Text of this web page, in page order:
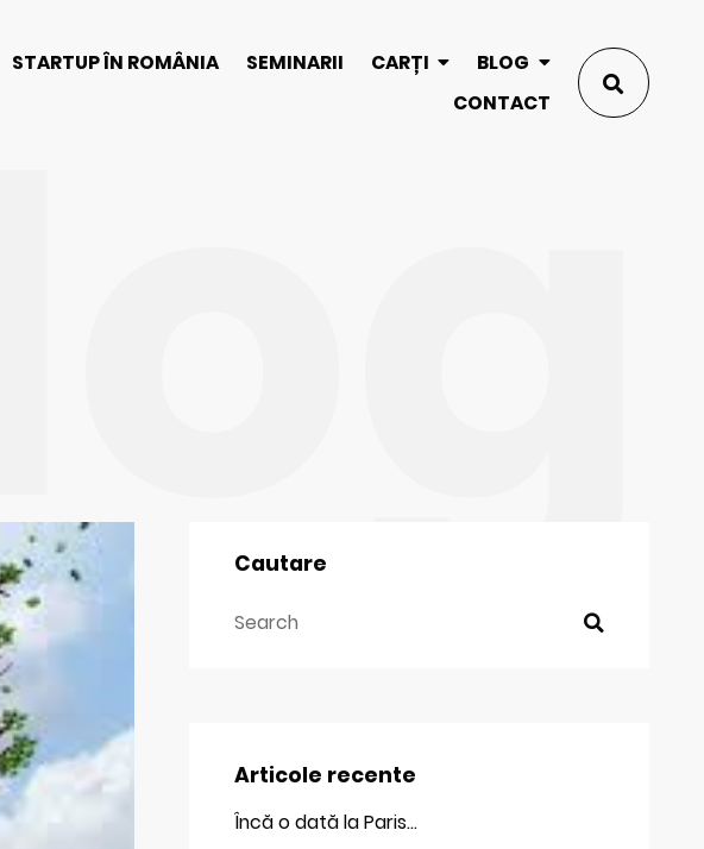
STARTUP ÎN ROMÂNIA SEMINARII CARȚI
BLOG
CONTACT
Cautare
Articole recente
Încă o dată la Paris…